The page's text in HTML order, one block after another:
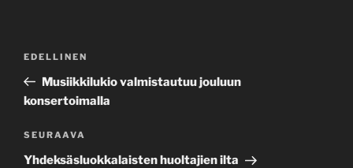
Edellinen
artikkeli
EDELLINEN
Musiikkilukio valmistautuu jouluun
konsertoimalla
Seuraava
artikkeli
SEURAAVA
Yhdeksäsluokkalaisten huoltajien ilta